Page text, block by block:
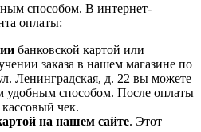
способом. В интернет-
оплаты:
банковской картой или
заказа в нашем магазине по
Ленинградская, д. 22 вы можете
удобным способом. После оплаты
чек.
на нашем сайте. Этот